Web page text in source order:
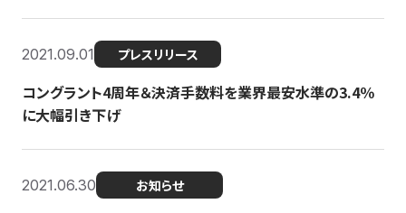
2021.09.01 プレスリリース
コングラント4周年＆決済手数料を業界最安水準の3.4％
に大幅引き下げ
2021.06.30 お知らせ